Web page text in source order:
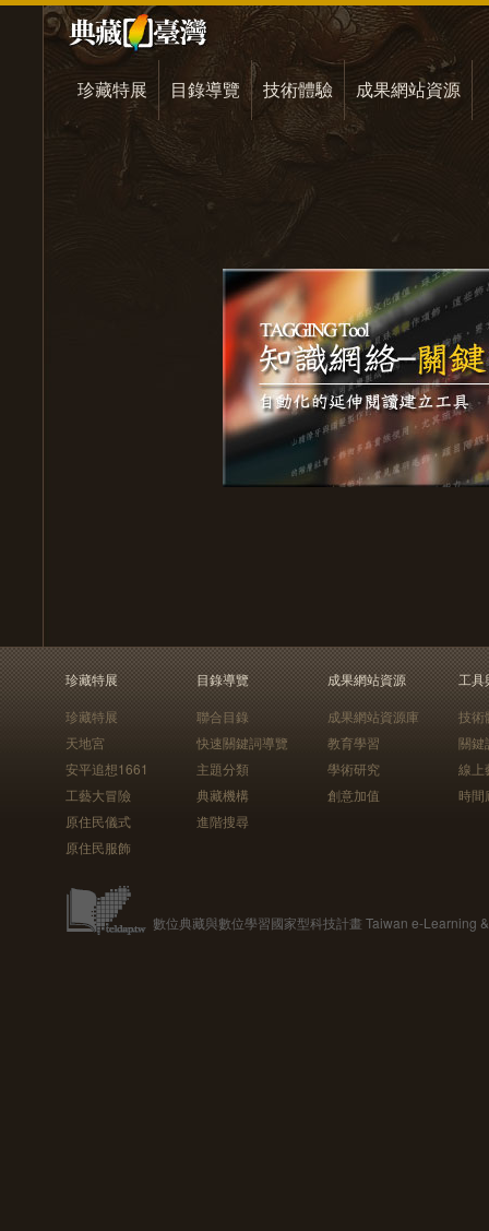
珍藏特展 目錄導覽 技術體驗 成果網站資源
珍藏特展
珍藏特展
天地宮
安平追想1661
工藝大冒險
原住民儀式
原住民服飾
目錄導覽
聯合目錄
快速關鍵詞導覽
主題分類
典藏機構
進階搜尋
成果網站資源
成果網站資源庫
教育學習
學術研究
創意加值
工具
技術
關鍵
線上
時間
數位典藏與數位學習國家型科技計畫 Taiwan e-Learning